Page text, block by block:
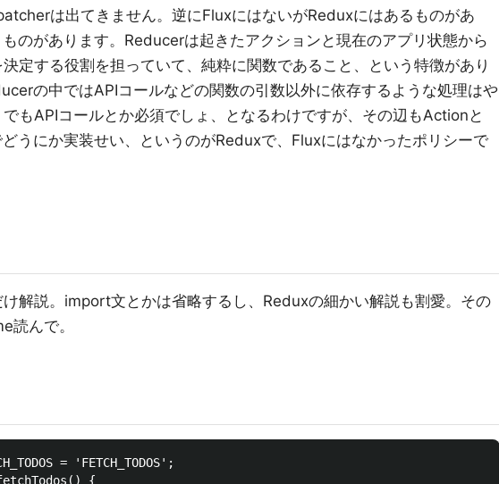
は出てきません。逆にFluxにはないがReduxにはあるものがあ
のがあります。Reducerは起きたアクションと現在のアプリ状態から
定する役割を担っていて、純粋に関数であること、という特徴があり
の中ではAPIコールなどの関数の引数以外に依存するような処理はや
もAPIコールとか必須でしょ、となるわけですが、その辺もActionと
うにか実装せい、というのがReduxで、Fluxにはなかったポリシーで
解説。import文とかは省略するし、Reduxの細かい解説も割愛。その
読んで。
= 'FETCH_TODOS';
{